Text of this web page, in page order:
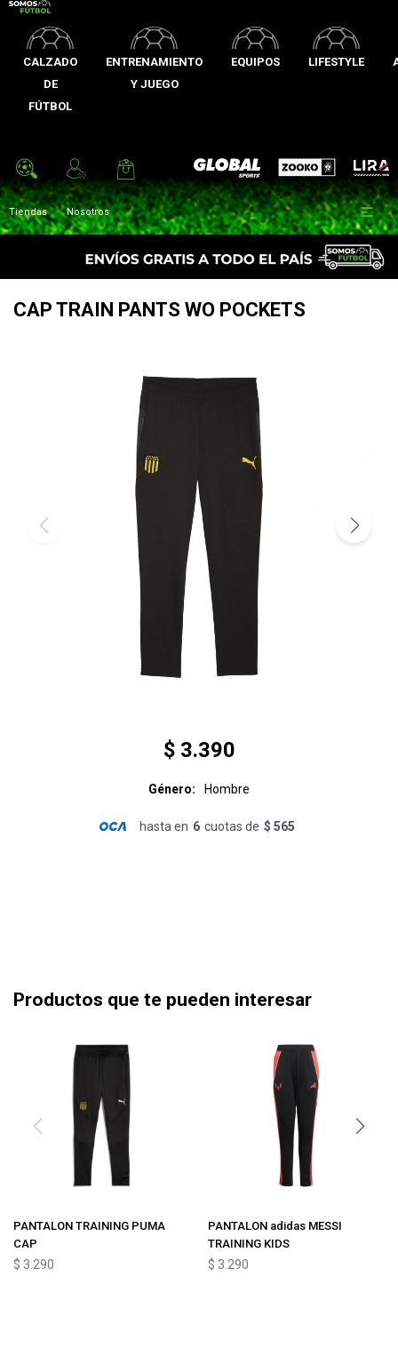
CALZADO
DE
FÚTBOL
ENTRENAMIENTO
Y JUEGO
EQUIPOS LIFESTYLE
Global Sports Zooko Lira
Tiendas Nosotros 
CAP TRAIN PANTS WO POCKETS
$ 3.390
Género Hombre
hasta en 6 cuotas de $ 565
Productos que te pueden interesar
PANTALON TRAINING PUMA
CAP
$ 3.290
PANTALON adidas MESSI
TRAINING KIDS
$ 3.290